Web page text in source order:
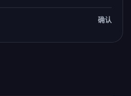
确认